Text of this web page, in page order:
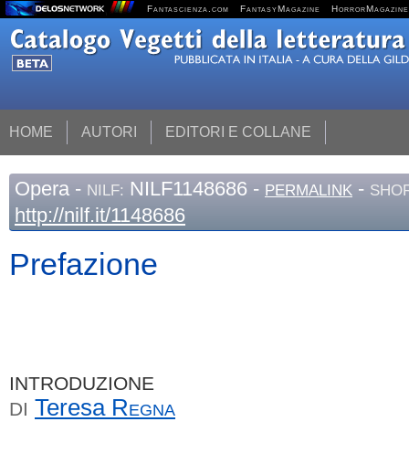
Fantascienza.com FantasyMagazine HorrorMagazine
HOME AUTORI EDITORI E COLLANE
Opera - NILF: NILF1148686 - PERMALINK -
http://nilf.it/1148686
Prefazione
INTRODUZIONE
DI Teresa Regna